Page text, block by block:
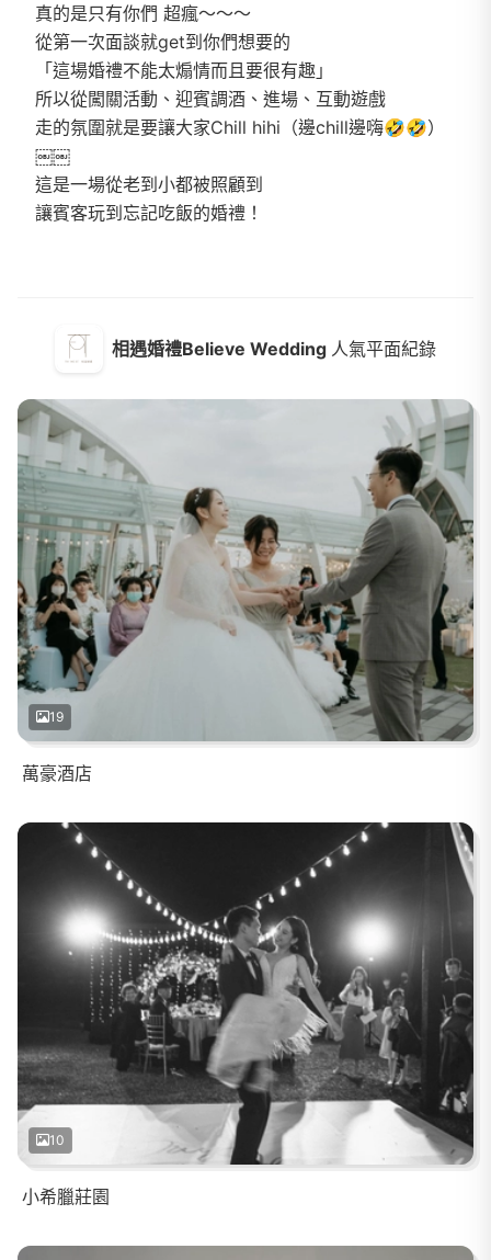
真的是只有你們 超瘋～～～
從第一次面談就get到你們想要的
「這場婚禮不能太煽情而且要很有趣」
所以從闖關活動、迎賓調酒、進場、互動遊戲
走的氛圍就是要讓大家Chill hihi（邊chill邊嗨🤣🤣）
￼￼
這是一場從老到小都被照顧到
讓賓客玩到忘記吃飯的婚禮！
相遇婚禮Believe Wedding 人氣平面紀錄
19
萬豪酒店
10
小希臘莊園